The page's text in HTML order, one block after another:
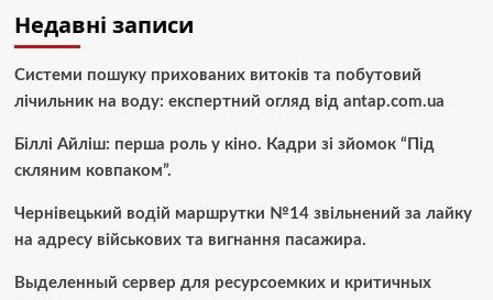
Недавні записи
Системи пошуку прихованих витоків та побутовий
лічильник на воду: експертний огляд від antap.com.ua
Біллі Айліш: перша роль у кіно. Кадри зі зйомок “Під
скляним ковпаком”.
Чернівецький водій маршрутки №14 звільнений за лайку
на адресу військових та вигнання пасажира.
Выделенный сервер для ресурсоемких и критичных